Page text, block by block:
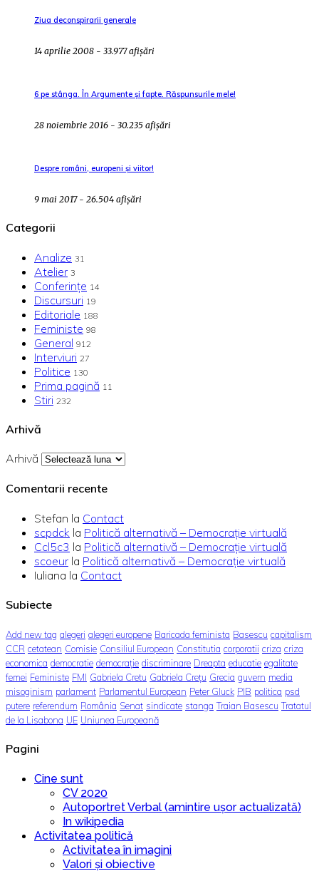
Ziua deconspirarii generale
14 aprilie 2008 - 33.977 afișări
6 pe stânga. În Argumente și fapte. Răspunsurile mele!
28 noiembrie 2016 - 30.235 afișări
Despre români, europeni și viitor!
9 mai 2017 - 26.504 afișări
Categorii
Analize 31
Atelier 3
Conferințe 14
Discursuri 19
Editoriale 188
Feministe 98
General 912
Interviuri 27
Politice 130
Prima pagină 11
Stiri 232
Arhivă
Arhivă
Comentarii recente
Stefan la Contact
scpdck la Politică alternativă – Democraţie virtuală
Ccl5c3 la Politică alternativă – Democraţie virtuală
scoeur la Politică alternativă – Democraţie virtuală
Iuliana la Contact
Subiecte
Add new tag alegeri alegeri europene Baricada feminista Basescu capitalism
CCR cetatean Comisie Consiliul European Constitutia corporatii criza criza
economica democratie democrație discriminare Dreapta educatie egalitate
femei Feministe FMI Gabriela Cretu Gabriela Crețu Grecia guvern media
misoginism parlament Parlamentul European Peter Gluck PIB politica psd
putere referendum România Senat sindicate stanga Traian Basescu Tratatul
de la Lisabona UE Uniunea Europeană
Pagini
Cine sunt
CV 2020
Autoportret Verbal (amintire ușor actualizată)
In wikipedia
Activitatea politică
Activitatea în imagini
Valori și obiective